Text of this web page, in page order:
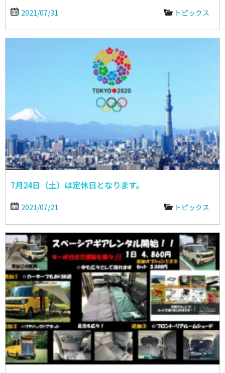
2021/07/31 トピックス
7月24日（土）は定休日となります。
2021/07/21 トピックス